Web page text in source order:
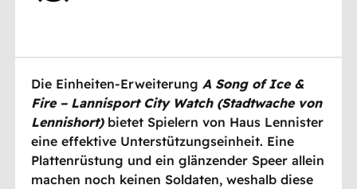
Die Einheiten-ErweiterungA Song of Ice &
Fire – Lannisport City Watch (Stadtwache von
Lennishort)bietet Spielern von Haus Lennister
eine effektive Unterstützungseinheit. Eine
Plattenrüstung und ein glänzender Speer allein
machen noch keinen Soldaten, weshalb diese